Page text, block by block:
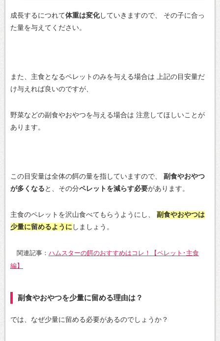
成長するにつれて体重は変化していきますので、
その子に合っ
た量を与えてください。
また、主食となるペレットのみを与える場合は 上記の目安量だ
け与えれば良いのですが、
野菜などの副食やおやつを与える場合は 注意してほしいことが
あります。
この目安量は全体の餌の量を指していますので、
副食やおやつ
が多くなると、その分ペレットを減らす必要があります。
主食のペレットを沢山食べてもらうようにし、
副食やおやつは
少量に留めるように しましょう。
関連記事： ハムスターの餌のおすすめはコレ！【ペレット･主食
編】
副食やおやつを少量に留める理由は？
では、なぜ少量に留める必要があるのでしょうか？